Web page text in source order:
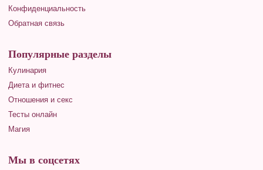
Конфиденциальность
Обратная связь
Популярные разделы
Кулинария
Диета и фитнес
Отношения и секс
Тесты онлайн
Магия
Мы в соцсетях